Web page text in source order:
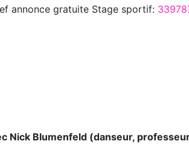
annoncegratuite Stage sportif:
Nick Blumenfeld (danseur,